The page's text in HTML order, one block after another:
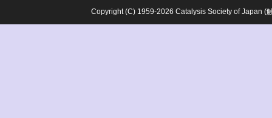
Copyright (C) 1959-2026 Catalysis Society of Japan (